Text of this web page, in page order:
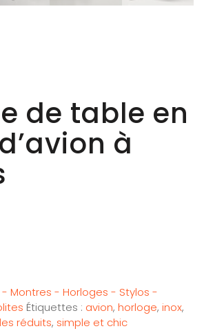
de table en
à
- Montres - Horloges - Stylos -
Étiquettes : avion, horloge, inox,
réduits, simple et chic